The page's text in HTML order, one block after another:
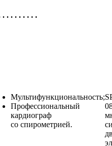
. . . . . . . . .
Мультифункциональность;
Профессиональный
кардиограф
со спирометрией.